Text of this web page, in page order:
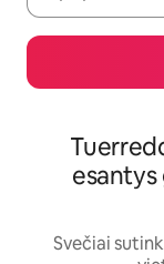
Svečiai